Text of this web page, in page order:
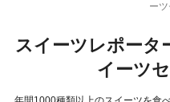
ー
スイーツレポータ
イーツ